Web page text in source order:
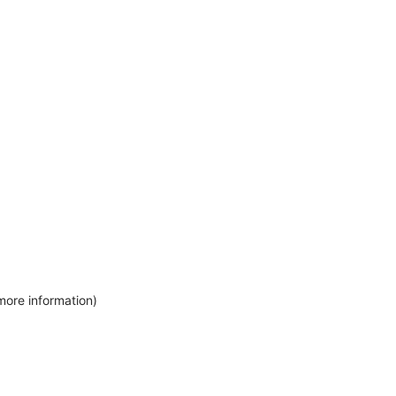
information)